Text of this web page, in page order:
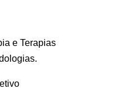
e Terapias